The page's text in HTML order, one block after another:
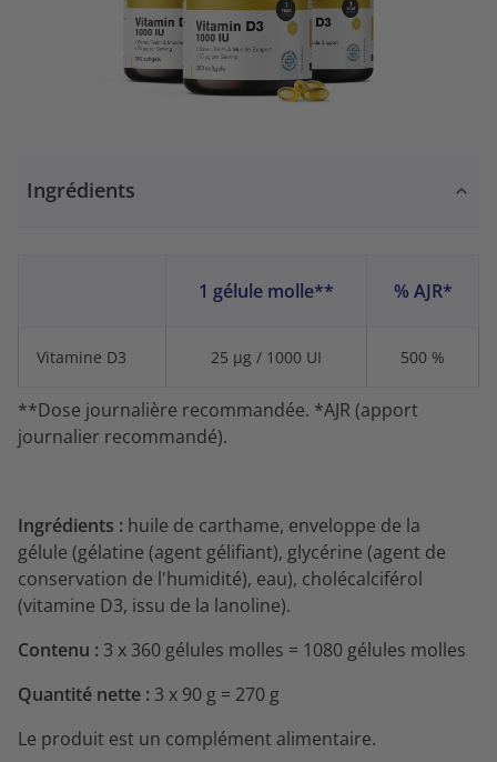
Ingrédients
1 gélule molle** % AJR*
Vitamine D3 25 µg / 1000 UI 500 %
**Dose journalière recommandée. *AJR (apport
journalier recommandé).
Ingrédients : huile de carthame, enveloppe de la
gélule (gélatine (agent gélifiant), glycérine (agent de
conservation de l'humidité), eau), cholécalciférol
(vitamine D3, issu de la lanoline).
Contenu : 3 x 360 gélules molles = 1080 gélules molles
Quantité nette : 3 x 90 g = 270 g
Le produit est un complément alimentaire.